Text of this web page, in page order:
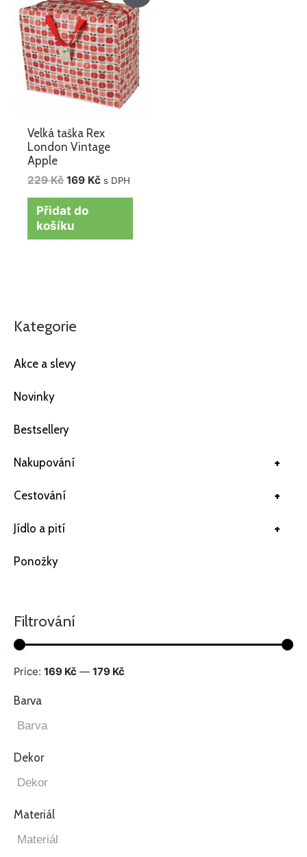
Kategorie
Akce a slevy
Novinky
Bestsellery
+
Nakupování
+
Cestování
+
Jídlo a pití
Ponožky
Filtrování
Price: 169 Kč — 179 Kč
Barva
Dekor
Materiál
Velká taška Rex
London Vintage
Apple
229Kč
cena
byla:
229 Kč.
169 Kč
cena
je:
169 Kč.
s DPH
Přidat do
košíku